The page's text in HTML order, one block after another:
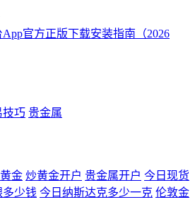
官方正版下载安装指南（2026
技巧 贵金属
金 炒黄金开户 贵金属开户 今日现货
少钱 今日纳斯达克多少一克 伦敦金